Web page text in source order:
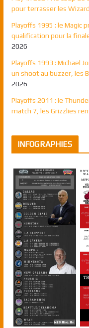
pour terrasser les
Playoffs 1995 : le Magic
qualification pour la
2026
Playoffs 1993 : Michael
un shoot au buzzer, les
2026
Playoffs 2011 : le
match 7, les Grizzlies
INFOGRAPHIES